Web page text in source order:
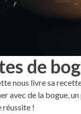
de
nous livre sa
avec de la bogue,
réussite !